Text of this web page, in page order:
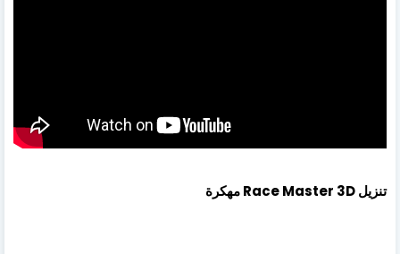
تنزيل Race Master 3D مهكرة